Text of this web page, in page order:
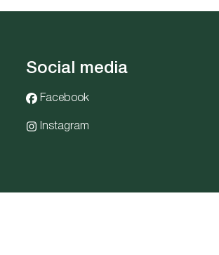
Social media
Facebook
Instagram